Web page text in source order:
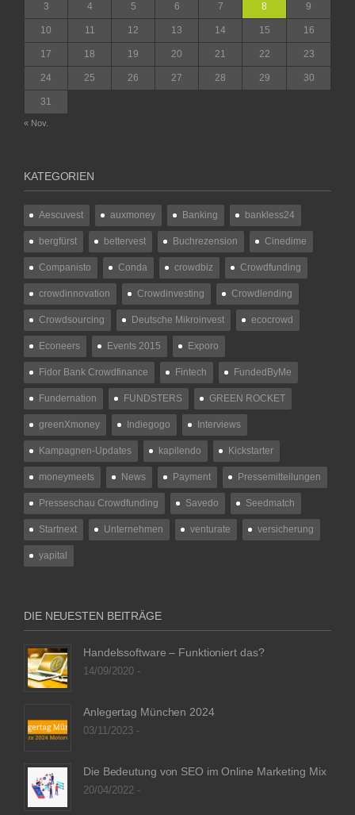
3 4 5 6 7 8 9
10 11 12 13 14 15 16
17 18 19 20 21 22 23
24 25 26 27 28 29 30
31
« Nov.
KATEGORIEN
Aescuvest auxmoney Banking bankless24
bergfürst bettervest Buchrezension Cinedime
Companisto Conda crowdbiz Crowdfunding
crowdinnovation Crowdinvesting Crowdlending
Crowdsourcing Deutsche Mikroinvest ecocrowd
Econeers Events 2015 Exporo
Fidor Bank Crowdfinance Fintech FundedByMe
Fundernation FUNDSTERS GREEN ROCKET
greenXmoney Indiegogo Interviews
Kampagnen-Updates kapilendo Kickstarter
moneymeets News Payment Pressemitteilungen
Presseschau Crowdfunding Savedo Seedmatch
Startnext Unternehmen venturate versicherung
yapital
DIE NEUESTEN BEITRÄGE
Handelssoftware – Funktioniert das?
14/09/2020 -
Anlegertag München 2024
03/11/2023 -
Die Bedeutung von SEO im Online Marketing Mix
20/04/2022 -